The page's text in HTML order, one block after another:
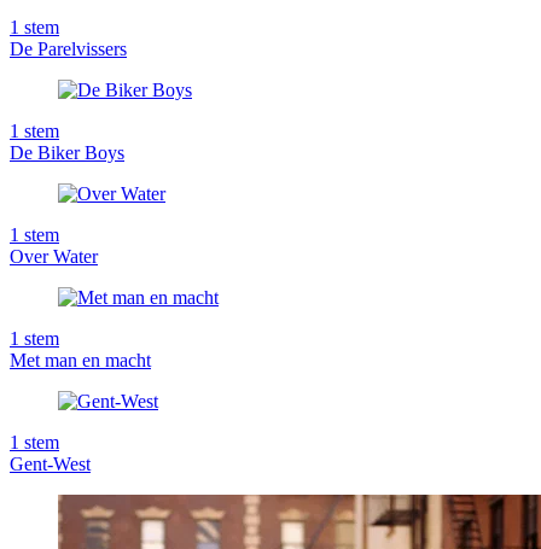
1 stem
De Parelvissers
1 stem
De Biker Boys
1 stem
Over Water
1 stem
Met man en macht
1 stem
Gent-West